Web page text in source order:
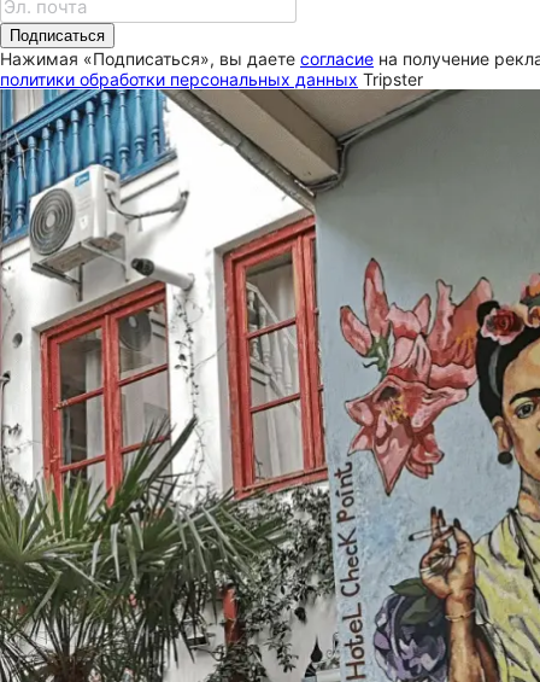
Подписаться
Нажимая «Подписаться», вы даете согласие на получение
политики обработки персональных данных Tripster